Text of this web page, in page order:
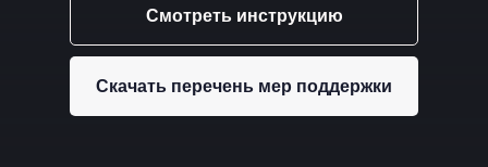
Смотреть инструкцию
Скачать перечень мер поддержки